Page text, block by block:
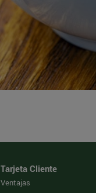
Tarjeta Cliente
Ventajas